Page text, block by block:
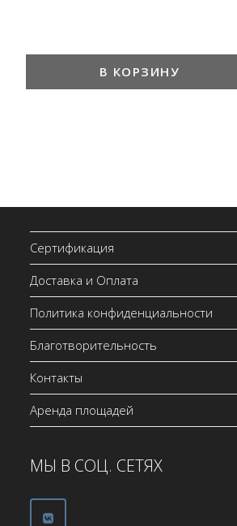
В КОРЗИНУ
Сертификация
Доставка и Оплата
Политика конфиденциальности
Благотворительность
Контакты
Аренда площадей
МЫ В СОЦ. СЕТЯХ